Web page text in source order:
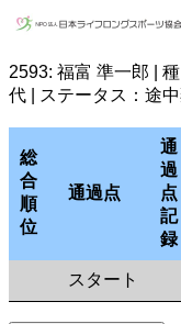
2593: 福富 準一郎 |
代 | ステータス：途
総
合
順
位
通過点
通
過
点
記
録
スタート